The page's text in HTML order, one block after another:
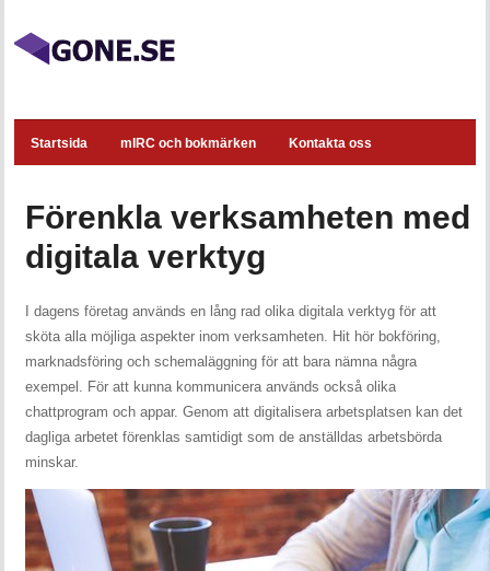
Startsida mIRC och bokmärken Kontakta oss
Förenkla verksamheten med
digitala verktyg
I dagens företag används en lång rad olika digitala verktyg för att
sköta alla möjliga aspekter inom verksamheten. Hit hör bokföring,
marknadsföring och schemaläggning för att bara nämna några
exempel. För att kunna kommunicera används också olika
chattprogram och appar. Genom att digitalisera arbetsplatsen kan det
dagliga arbetet förenklas samtidigt som de anställdas arbetsbörda
minskar.